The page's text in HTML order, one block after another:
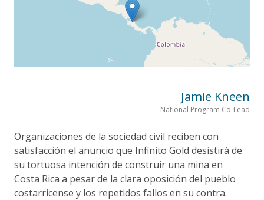
Jamie Kneen
National Program Co-Lead
Organizaciones de la sociedad civil reciben con
satisfacción el anuncio que Infinito Gold desistirá de
su tortuosa intención de construir una mina en
Costa Rica a pesar de la clara oposición del pueblo
costarricense y los repetidos fallos en su contra.